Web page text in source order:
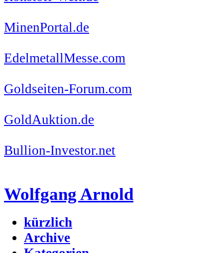
MinenPortal.de
EdelmetallMesse.com
Goldseiten-Forum.com
GoldAuktion.de
Bullion-Investor.net
Wolfgang Arnold
kürzlich
Archive